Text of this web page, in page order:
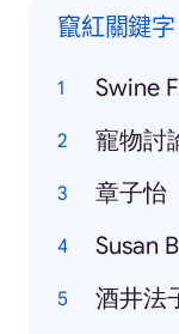
竄紅關鍵字
Swine
章子怡
酒井法